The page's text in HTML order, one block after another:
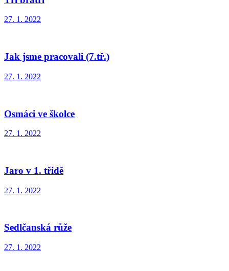
27. 1. 2022
Jak jsme pracovali (7.tř.)
27. 1. 2022
Osmáci ve školce
27. 1. 2022
Jaro v 1. třídě
27. 1. 2022
Sedlčanská růže
27. 1. 2022